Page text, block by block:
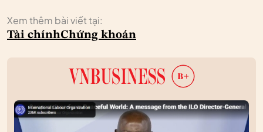
Xem thêm bài viết tại:
Tài chínhChứng khoán